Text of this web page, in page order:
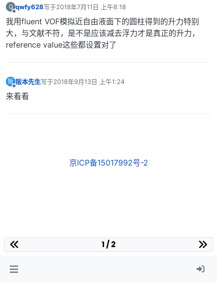
Q qwfy628写于2018年7月11日 上午8:18
最后由 编辑
我用fluent VOF模拟近自由液面下的圆柱得到的升力特别
大，与文献不符，是不是应该减去浮力才是真正的升力，
reference value这些都设置对了
阪
离线
阪本先生写于2018年9月13日 上午1:24
最后由 编辑
来看看
京ICP备15017992号-2
1 / 2